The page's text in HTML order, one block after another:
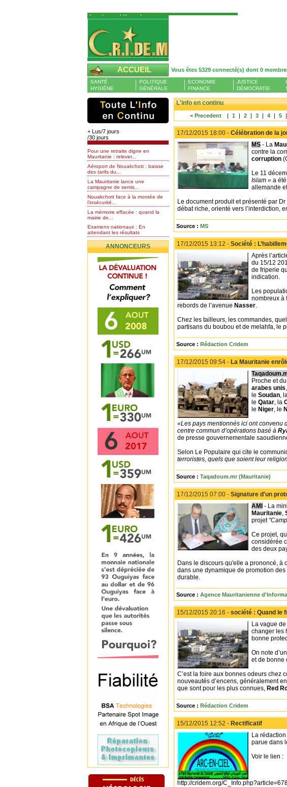
Authentification
Pour S'authentifier veuillez fournir votre
Pseudo et Mot de passer et cliquez sur : Se
connecter
Pseudo
Mot de passe
ACCUEIL Vous êtes 5329 connecté(s) dont 0
Liste des membres en ligne (0)
SANTÉ
HYGIÈNE
POLITIQUE
GÉNÉRALE
ECONOMIE
FINANCE
JUSTICE
DÉMOCRATIE
+ Lus/7 jours
/30 jours
Pour une retraite digne en
Mauritanie : relever...
Aéroport de Nouakchott : baisse
des tarifs du...
La Mauritanie lance une
campagne de semis...
Nouakchott face à la montée de
l’insécurité...
La mémoire effacée : quand la
mairie de...
Examens nationaux : En
attendant les résultats
Nomination de l’Honorable Diye
Ba au poste de...
Mauritanie : les résultats du
baccalauréat 2026...
Mauritanie : Les 10 premiers au
BEPC 2026
Un syndicat de l’enseignement
rejette la...
ANNONCEURS
L'info en continu
< Precedent | 1 | 2 | 3 | 4 | 5 |
17/12/2015 18:00 - Célébration de la
MS - La
contre la
corruption
Le 11
Islam » a
allemande
Le document produit et présenté par Dr
débat riche, orienté vers l’interdiction,
Source : MS
17/12/2015 13:12 - Société :
Après
du 15/12
de friperie
indication.
Les
nombreux à
rebords de l’avenue Nasser.
Chez les tailleurs, les commandes,
partisans du boubou et de melahfa, le
Source : Rédaction Cridem
17/12/2015 09:54 - La Mauritanie
Proche et du
arabes unis
le Soudan,
le Qatar, la
le Niger, le
«Les pays mentionnés ici ont convenu
centre commun d’opérations basé à
de presse gouvernementale
Selon Le Populaire qui cite le
terroristes, quels que soient leur
Source : Taqadoum.mr (Mauritanie)
17/12/2015 07:00 - Signature d'un
AMI - La
Mauritanie,
projet
Ce projet,
considérée
des deux
Dans le discours qu'elle a prononcé, à
dans une dynamique de promotion
durable.
Source : Agence Mauritanienne
15/12/2015 20:16 - société : Quand le
La vague
changer les
bonne
On note
et de bonne
C’est la foire aux bonnes odeurs chez
nouveautés d’encens, généralement
que sont pour les plus connues, Red
Source : Rédaction Cridem
15/12/2015 12:52 - Rectificatif
La rédaction
parue dans
Voir le lien :
http://cridem.org/